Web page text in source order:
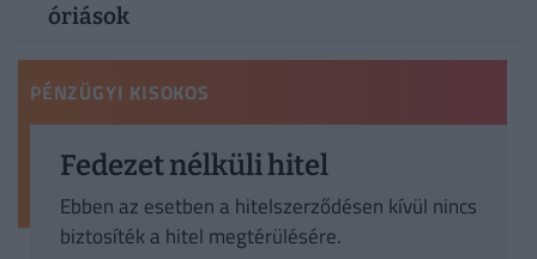
óriások
PÉNZÜGYI KISOKOS
Fedezet nélküli hitel
Ebben az esetben a hitelszerződésen kívül nincs
biztosíték a hitel megtérülésére.